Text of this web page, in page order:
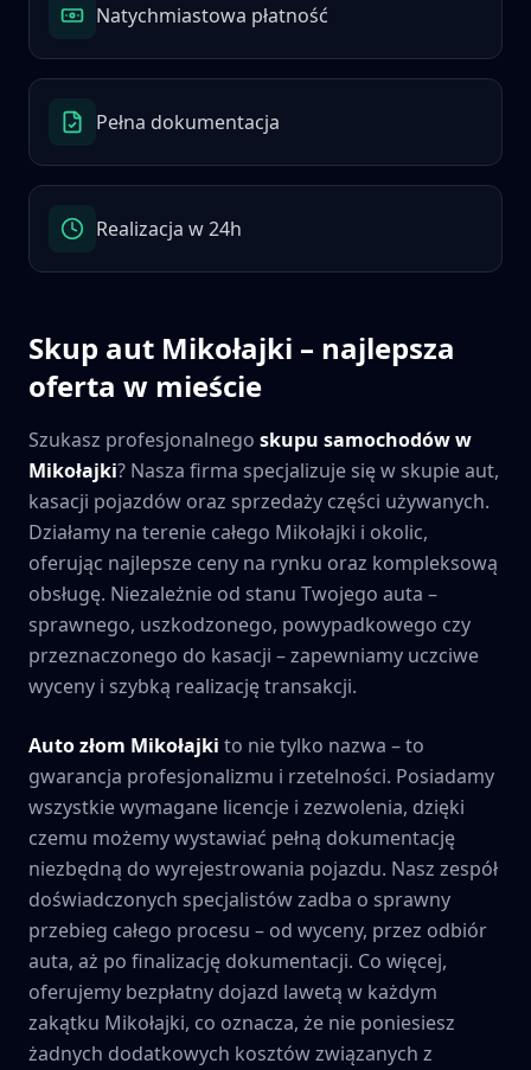
Natychmiastowa płatność
Pełna dokumentacja
Realizacja w 24h
Skup aut Mikołajki – najlepsza
oferta w mieście
Szukasz profesjonalnego skupu samochodów w
Mikołajki? Nasza firma specjalizuje się w skupie aut,
kasacji pojazdów oraz sprzedaży części używanych.
Działamy na terenie całego Mikołajki i okolic,
oferując najlepsze ceny na rynku oraz kompleksową
obsługę. Niezależnie od stanu Twojego auta –
sprawnego, uszkodzonego, powypadkowego czy
przeznaczonego do kasacji – zapewniamy uczciwe
wyceny i szybką realizację transakcji.
Auto złom Mikołajki to nie tylko nazwa – to
gwarancja profesjonalizmu i rzetelności. Posiadamy
wszystkie wymagane licencje i zezwolenia, dzięki
czemu możemy wystawiać pełną dokumentację
niezbędną do wyrejestrowania pojazdu. Nasz zespół
doświadczonych specjalistów zadba o sprawny
przebieg całego procesu – od wyceny, przez odbiór
auta, aż po finalizację dokumentacji. Co więcej,
oferujemy bezpłatny dojazd lawetą w każdym
zakątku Mikołajki, co oznacza, że nie poniesiesz
żadnych dodatkowych kosztów związanych z